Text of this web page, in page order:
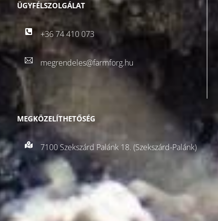
ÜGYFÉLSZOLGÁLAT
+36 74 410 073
megrendeles@farmforg.hu
MEGKÖZELÍTHETŐSÉG
7100 Szekszárd Palánk 18. (Szekszárd-Palánk)